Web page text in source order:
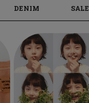
DENIM SALE